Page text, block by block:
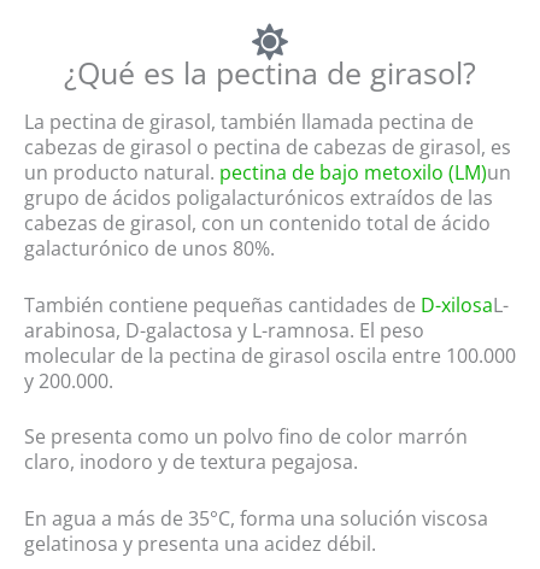
¿Qué es la pectina de girasol?
La pectina de girasol, también llamada pectina de
cabezas de girasol o pectina de cabezas de girasol, es
un producto natural. pectina de bajo metoxilo (LM)un
grupo de ácidos poligalacturónicos extraídos de las
cabezas de girasol, con un contenido total de ácido
galacturónico de unos 80%.
También contiene pequeñas cantidades de D-xilosaL-
arabinosa, D-galactosa y L-ramnosa. El peso
molecular de la pectina de girasol oscila entre 100.000
y 200.000.
Se presenta como un polvo fino de color marrón
claro, inodoro y de textura pegajosa.
En agua a más de 35°C, forma una solución viscosa
gelatinosa y presenta una acidez débil.